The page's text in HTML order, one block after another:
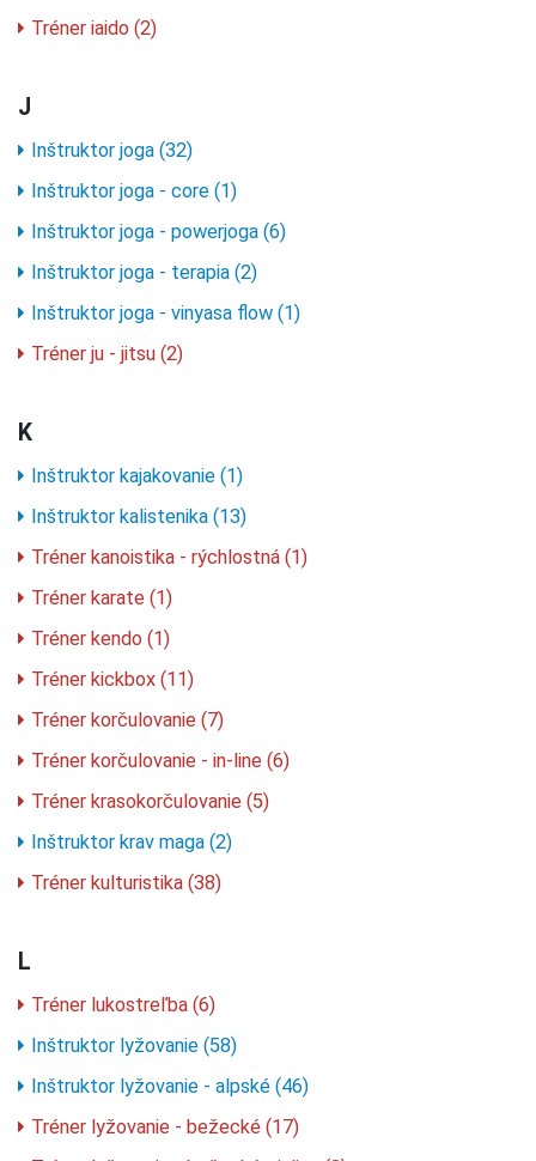
Tréner iaido (2)
J
Inštruktor joga (32)
Inštruktor joga - core (1)
Inštruktor joga - powerjoga (6)
Inštruktor joga - terapia (2)
Inštruktor joga - vinyasa flow (1)
Tréner ju - jitsu (2)
K
Inštruktor kajakovanie (1)
Inštruktor kalistenika (13)
Tréner kanoistika - rýchlostná (1)
Tréner karate (1)
Tréner kendo (1)
Tréner kickbox (11)
Tréner korčulovanie (7)
Tréner korčulovanie - in-line (6)
Tréner krasokorčulovanie (5)
Inštruktor krav maga (2)
Tréner kulturistika (38)
L
Tréner lukostreľba (6)
Inštruktor lyžovanie (58)
Inštruktor lyžovanie - alpské (46)
Tréner lyžovanie - bežecké (17)